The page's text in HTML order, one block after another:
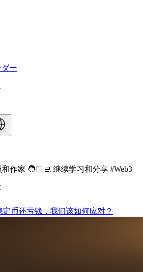
ー
作家 🧑🏻‍💻 继续学习和分享 #Web3
币还亏钱，我们该如何应对？